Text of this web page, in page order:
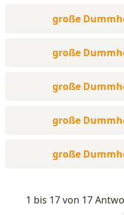
große
große
große
große
große
1 bis 17 von 17